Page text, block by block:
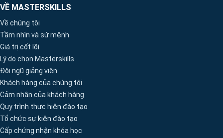
VỀ MASTERSKILLS
Về chúng tôi
Tầm nhìn và sứ mệnh
Giá trị cốt lõi
Lý do chọn Masterskills
Đội ngũ giảng viên
Khách hàng của chúng tôi
Cảm nhận của khách hàng
Quy trình thực hiện đào tạo
Tổ chức sự kiện đào tạo
Cấp chứng nhận khóa học